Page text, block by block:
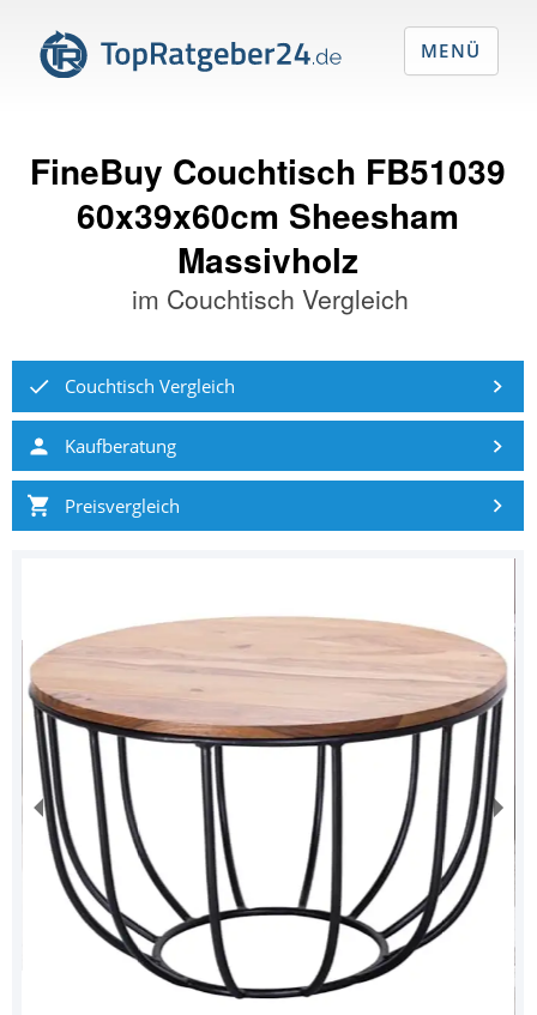
FineBuy Couchtisch FB51039
60x39x60cm Sheesham
Massivholz
im Couchtisch Vergleich
Couchtisch Vergleich
Kaufberatung
Preisvergleich
MENÜ